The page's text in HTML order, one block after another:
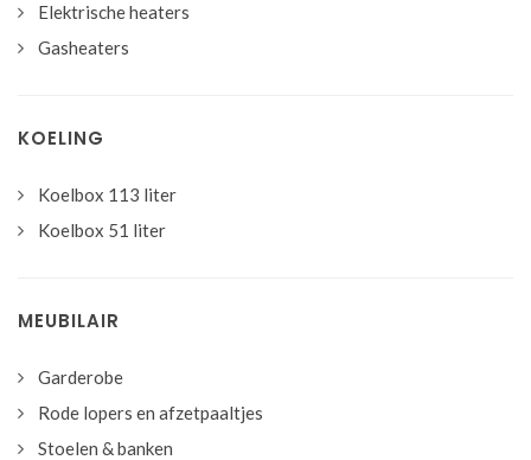
Elektrische heaters
Gasheaters
KOELING
Koelbox 113 liter
Koelbox 51 liter
MEUBILAIR
Garderobe
Rode lopers en afzetpaaltjes
Stoelen & banken